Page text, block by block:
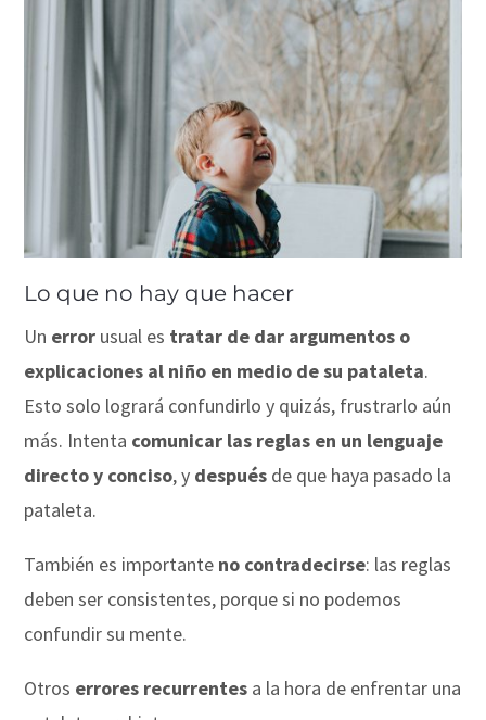
Lo que no hay que hacer
Un error usual es tratar de dar argumentos o
explicaciones al niño en medio de su pataleta.
Esto solo logrará confundirlo y quizás, frustrarlo aún
más. Intenta comunicar las reglas en un lenguaje
directo y conciso, y después de que haya pasado la
pataleta.
También es importante no contradecirse: las reglas
deben ser consistentes, porque si no podemos
confundir su mente.
Otros errores recurrentes a la hora de enfrentar una